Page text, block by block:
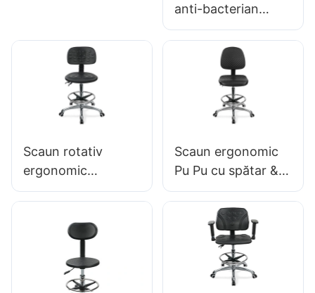
ALIMENTARE AU-A
ADRESABILĂ
RELIAȚIA
POOTELOR &
anti-bacterian
pentru linia de
asamblare a
atelierului IC015-2
ODM OEM
personalizat Hewei
Scaun rotativ
ergonomic
premium Ic027 cu
PU, șezut reglabil
cu 5 stele din
aluminiu pentru
Scaun ergonomic
Pu Pu cu spătar &
Scaun integral din
spumă, inel de
picior ajustat de
înălțime &